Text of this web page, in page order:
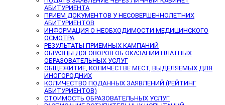
АБИТУРИЕНТА
ПРИЕМ ДОКУМЕНТОВ У НЕСОВЕРШЕННОЛЕТНИХ
АБИТУРИЕНТОВ
ИНФОРМАЦИЯ О НЕОБХОДИМОСТИ МЕДИЦИНСКОГО
ОСМОТРА
РЕЗУЛЬТАТЫ ПРИЕМНЫХ КАМПАНИЙ
ОБРАЗЦЫ ДОГОВОРОВ ОБ ОКАЗАНИИ ПЛАТНЫХ
ОБРАЗОВАТЕЛЬНЫХ УСЛУГ
ОБЩЕЖИТИЕ, КОЛИЧЕСТВЕ МЕСТ, ВЫДЕЛЯЕМЫХ ДЛЯ
ИНОГОРОДНИХ
КОЛИЧЕСТВО ПОДАННЫХ ЗАЯВЛЕНИЙ (РЕЙТИНГ
АБИТУРИЕНТОВ)
СТОИМОСТЬ ОБРАЗОВАТЕЛЬНЫХ УСЛУГ